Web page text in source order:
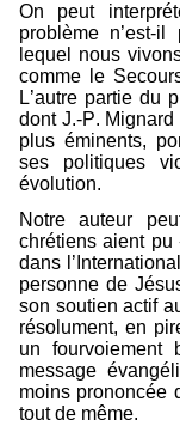
On peut
problème n’est-
lequel nous
comme le
L’autre partie du
dont J.-P.
plus éminents,
ses politiques
évolution.
Notre auteur
chrétiens aient pu
dans
personne de
son soutien actif
résolument, en
un fourvoiement
message
moins prononcée
tout de même.